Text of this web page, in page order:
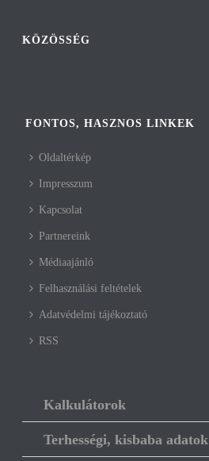
KÖZÖSSÉG
FONTOS, HASZNOS LINKEK
Oldaltérkép
Impresszum
Kapcsolat
Partnereink
Médiaajánló
Felhasználási feltételek
Adatvédelmi tájékoztató
RSS
Kalkulátorok
Terhességi, kisbaba adatok